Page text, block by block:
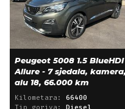
Peugeot 5008 1.5 BlueHDI
Allure - 7 sjedala, kamera,
alu 18, 66.000 km
Kilometara: 66400